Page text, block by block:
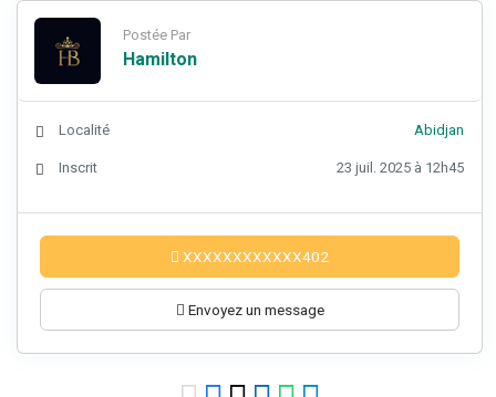
Postée Par
Hamilton
Localité Abidjan
Inscrit 23 juil. 2025 à 12h45
XXXXXXXXXXXX402
Envoyez un message